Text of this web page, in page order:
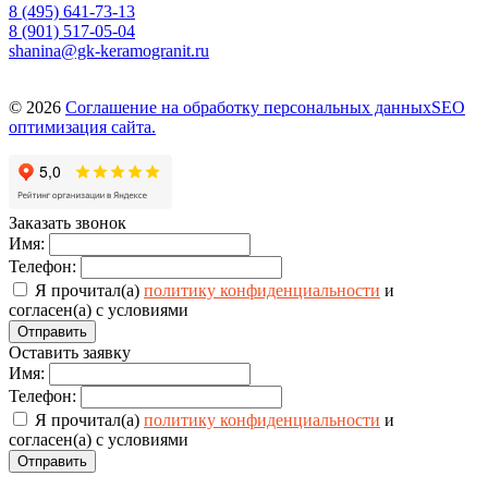
8 (495) 641-73-13
8 (901) 517-05-04
shanina@gk-keramogranit.ru
© 2026 Соглашение на обработку персональных данныхSEO
оптимизация сайта.
Заказать звонок
Имя:
Телефон:
Я прочитал(а) политику конфиденциальности и
согласен(а) с условиями
Отправить
Оставить заявку
Имя:
Телефон:
Я прочитал(а) политику конфиденциальности и
согласен(а) с условиями
Отправить